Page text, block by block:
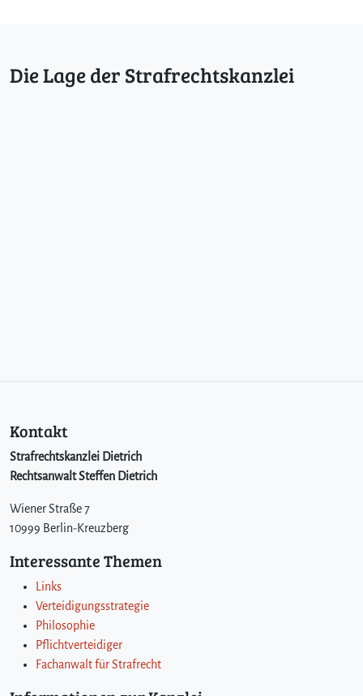
Die Lage der Strafrechtskanzlei
Kontakt
Strafrechtskanzlei Dietrich
Rechtsanwalt Steffen Dietrich
Wiener Straße 7
10999 Berlin-Kreuzberg
Interessante Themen
Links
Verteidigungsstrategie
Philosophie
Pflichtverteidiger
Fachanwalt für Strafrecht